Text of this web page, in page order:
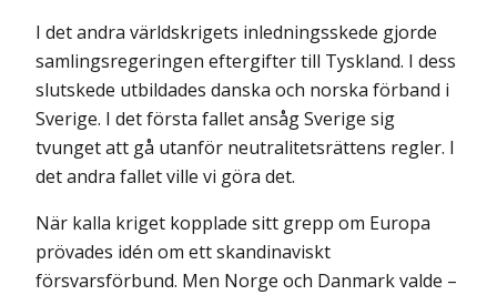
I det andra världskrigets inledningsskede gjorde
samlingsregeringen eftergifter till Tyskland. I dess
slutskede utbildades danska och norska förband i
Sverige. I det första fallet ansåg Sverige sig
tvunget att gå utanför neutralitetsrättens regler. I
det andra fallet ville vi göra det.
När kalla kriget kopplade sitt grepp om Europa
prövades idén om ett skandinaviskt
försvarsförbund. Men Norge och Danmark valde –